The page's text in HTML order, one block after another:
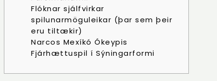
Flóknar sjálfvirkar
spilunarmöguleikar (þar sem þeir
eru tiltækir)
Narcos Mexíkó Ókeypis
Fjárhættuspil í Sýningarformi